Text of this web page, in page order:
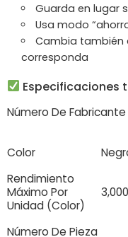
Guarda en lugar
Usa modo
Cambia también
corresponda
Especificaciones
Número De Fabricante
Color
Rendimiento
Máximo Por
Unidad (Color)
Número De Pieza